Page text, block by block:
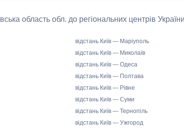
область обл. до регіональних центрів
відстань Київ — Маріуполь
відстань Київ — Миколаїв
відстань Київ — Одеса
відстань Київ — Полтава
відстань Київ — Рівне
відстань Київ — Суми
відстань Київ — Тернопіль
відстань Київ — Ужгород